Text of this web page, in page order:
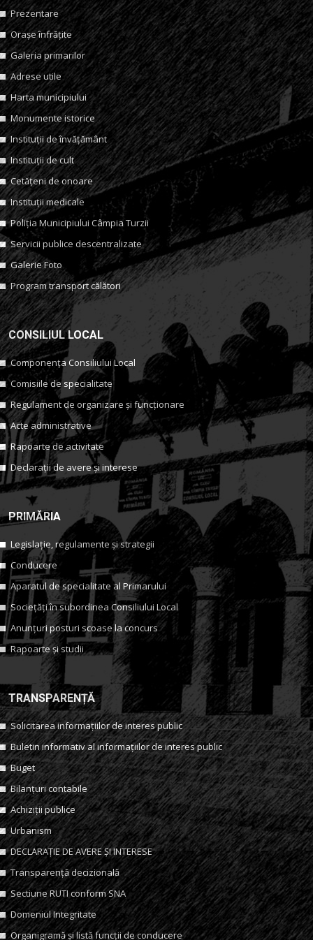
Prezentare
Orașe înfrățite
Galeria primarilor
Adrese utile
Harta municipiului
Monumente istorice
Instituții de învățământ
Instituții de cult
Cetățeni de onoare
Instituții medicale
Poliția Municipiului Câmpia Turzii
Servicii publice descentralizate
Galerie Foto
Program transport călători
CONSILIUL LOCAL
Componența Consiliului Local
Comisiile de specialitate
Regulament de organizare și funcționare
Acte administrative
Rapoarte de activitate
Declarații de avere și interese
PRIMĂRIA
Legislație, regulamente și strategii
Conducere
Aparatul de specialitate al Primarului
Sociețăți în subordinea Consiliului Local
Anunțuri posturi scoase la concurs
Rapoarte și studii
TRANSPARENȚĂ
Solicitarea informațiilor de interes public
Buletin informativ al informațiilor de interes public
Buget
Bilanțuri contabile
Achiziții publice
Urbanism
DECLARAȚIE DE AVERE ȘI INTERESE
Transparență decizională
Sectiune RUTI conform SNA
Domeniul Integritate
Organigramă și listă funcții de conducere